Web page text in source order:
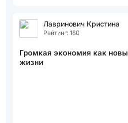
Лавринович Кристина
Рейтинг: 180
Громкая экономия как
жизни